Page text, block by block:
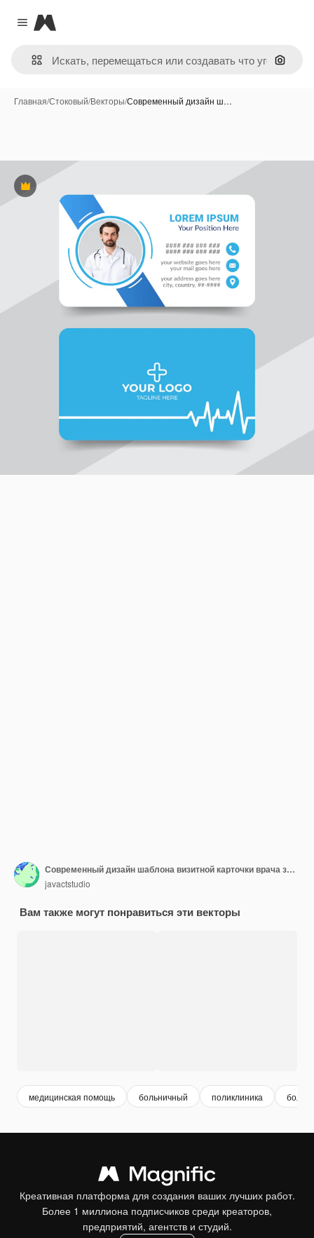
Close menu
Magnific
Поиск
Главная/Стоковый/Векторы/Современный дизайн ш…
Премиум
Современный дизайн шаблона визитной карточки врача здравоохранения спереди и сзади
javactstudio
Вам также могут понравиться эти векторы
медицинская помощь больничный поликлиника
Креативная платформа для создания ваших лучших работ.
Более 1 миллиона подписчиков среди креаторов,
предприятий, агентств и студий.